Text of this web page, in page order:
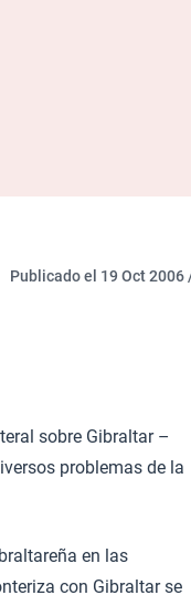
Publicado el 19 Oct 2006
sobre Gibraltar –
problemas de la
en las
con Gibraltar se